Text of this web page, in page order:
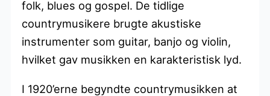
folk, blues og gospel. De tidlige
countrymusikere brugte akustiske
instrumenter som guitar, banjo og violin,
hvilket gav musikken en karakteristisk lyd.
I 1920’erne begyndte countrymusikken at